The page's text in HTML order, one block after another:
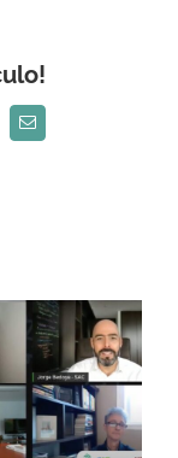
Correo
electrónico